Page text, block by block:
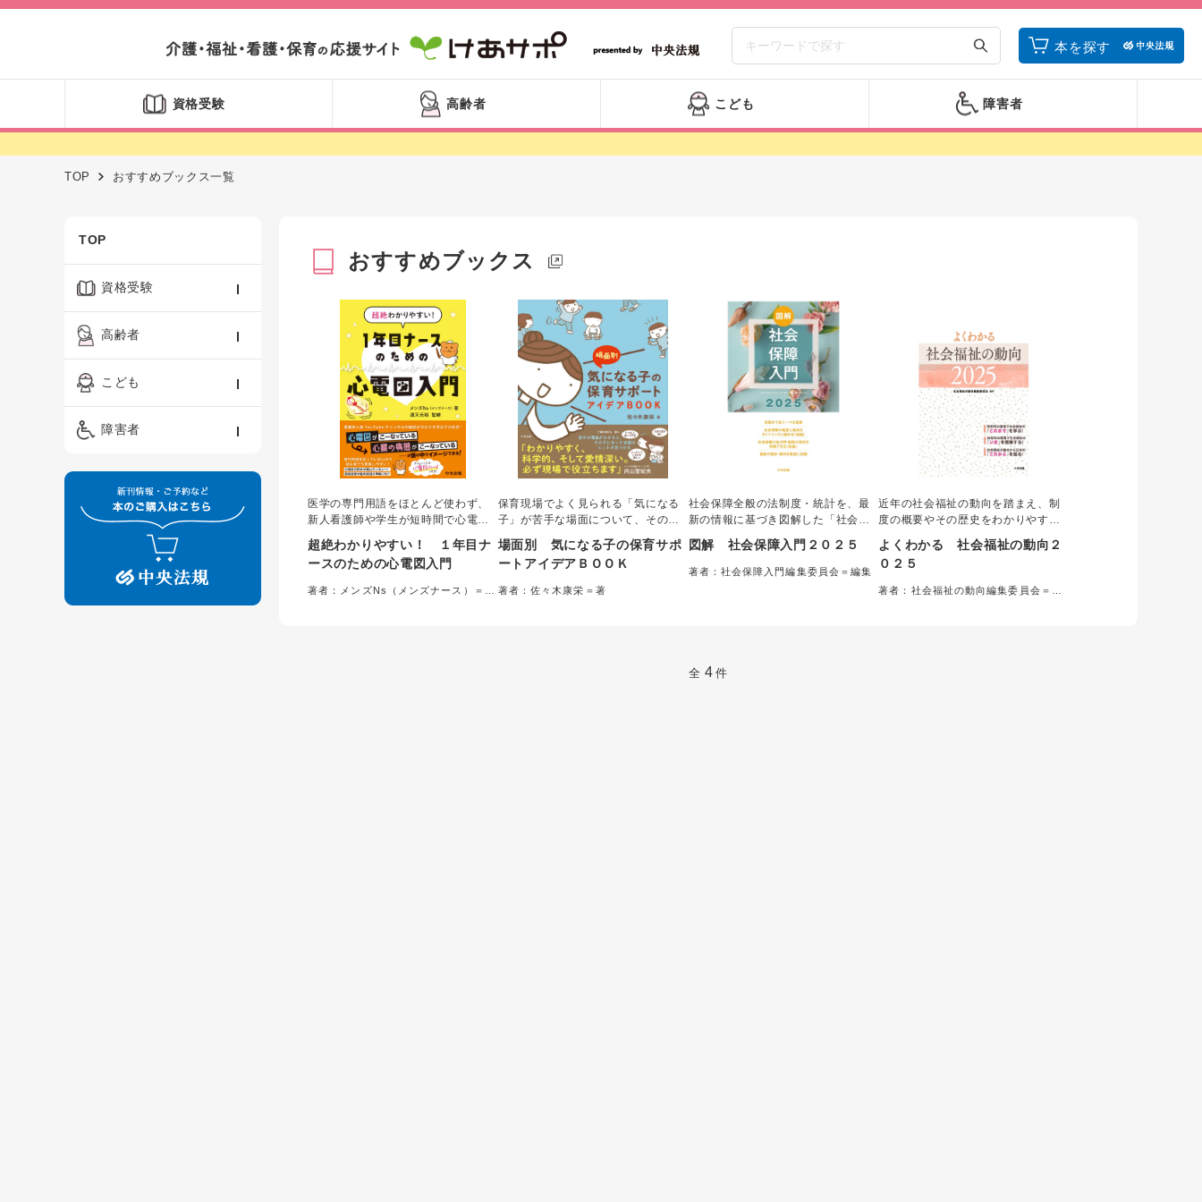
本を探す
資格受験 高齢者 こども 障害者
TOP おすすめブックス一覧
TOP
資格受験
ケアマネジャー
精神保健福祉士
保育士
高齢者
認知症ケア・介護技術
ーシャルワーク
看護
制度
こども
保育・教育／発達障害
障害者
障害者支援・福祉
おすすめブックス
医学の専門用語をほとんど使わず、
新人看護師や学生が短時間で心電図
を理解できる本。人気ユーチューバ
ーが心電図の波形がこーなってるか
ら心臓の病態がこーなっているかを
イラストを使って易しく解説。心電
超絶わかりやすい！ １年目ナ
ースのための心電図入門
著者：メンズNs（メンズナース）＝著
保育現場でよく見られる「気になる
子」が苦手な場面について、その背
景を探り、理由ごとに発達特性を解
説し、支援・対応のヒントを提案。
環境を見直すことで、できないこと
や難しいことが多く、自信をなくし
場面別 気になる子の保育サポ
ートアイデアＢＯＯＫ
著者：佐々木康栄＝著
社会保障全般の法制度・統計を、最
新の情報に基づき図解した「社会保
障」の入門書。初めて社会保障制度
を学ぶ方のための学習書として、医
療福祉論、社会福祉概論の教材とし
図解 社会保障入門２０２５
著者：社会保障入門編集委員会＝編集
近年の社会福祉の動向を踏まえ、制
度の概要やその歴史をわかりやすく
解説。2025年版では、孤独・孤立対
策や異次元の少子化対策など近年強
化・推進されている項目のほか、災
害支援などのトピックを新たに追
よくわかる 社会福祉の動向２
０２５
著者：社会福祉の動向編集委員会＝編
全 4 件